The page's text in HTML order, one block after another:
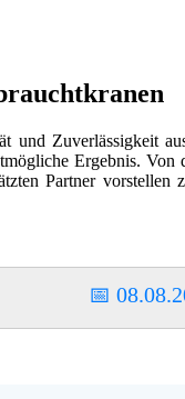
Zuverlässigkeit
Ergebnis.
Partner
📅